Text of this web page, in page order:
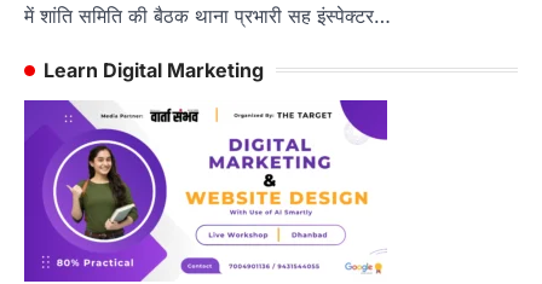
में शांति समिति की बैठक थाना प्रभारी सह इंस्पेक्टर…
Learn Digital Marketing